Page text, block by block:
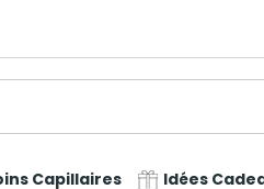
Capillaires Idées